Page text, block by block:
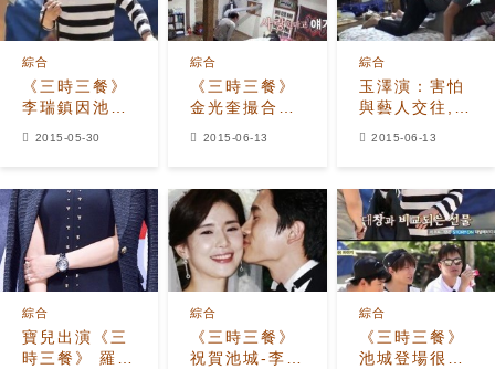
《三時三餐》
李瑞鎮因池城
綜合
2015-05-30
《三時三餐》
金光奎撮合玉
綜合
2015-06-13
玉澤演：害怕
與藝人交往,至
綜合
2015-06-13
寶兒出演《三
時三餐》 羅英
綜合
《三時三餐》
祝賀池城-李寶
綜合
《三時三餐》
池城登場很尷
綜合